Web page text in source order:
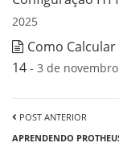
2025
Como Calcular
14 - 3 de
POST ANTERIOR
APRENDENDO